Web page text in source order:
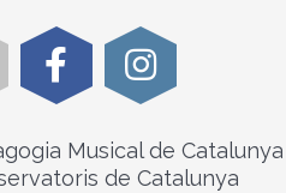
Musical de Catalunya
de Catalunya